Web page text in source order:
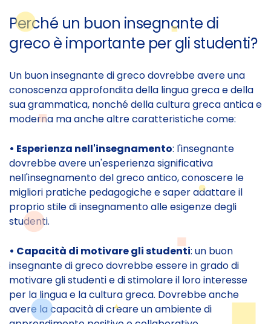
Perché un buon insegnante di
greco è importante per gli studenti?
Un buon insegnante di greco dovrebbe avere una
conoscenza approfondita della lingua greca e della
sua grammatica, nonché della cultura greca antica e
moderna ma anche altre caratteristiche come:
• Esperienza nell'insegnamento: l'insegnante
dovrebbe avere un'esperienza significativa
nell'insegnamento del greco antico, conoscere le
migliori pratiche pedagogiche e saper adattare il
proprio stile di insegnamento alle esigenze degli
studenti.
• Capacità di motivare gli studenti: un buon
insegnante di greco dovrebbe essere in grado di
motivare gli studenti e di stimolare il loro interesse
per la lingua e la cultura greca. Dovrebbe anche
avere la capacità di creare un ambiente di